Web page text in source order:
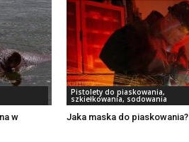
w
Pistolety do piaskowania,
szkiełkowania, sodowania
Jaka maska do piaskowania?